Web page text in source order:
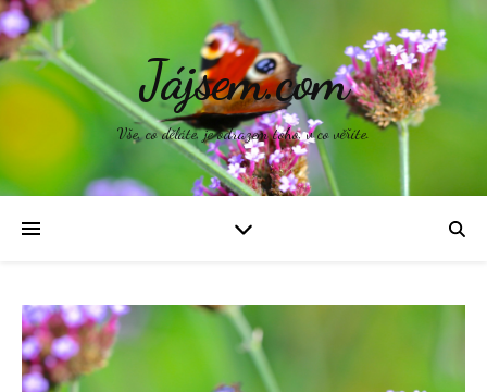
Jájsem.com
Vše, co děláte, je odrazem toho, v co věříte.